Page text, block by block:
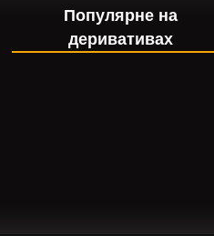
Популярне на
деривативах